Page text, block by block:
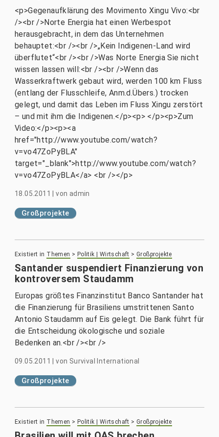
<p>Gegenaufklärung des Movimento Xingu Vivo:<br
/><br />Norte Energia hat einen Werbespot
herausgebracht, in dem das Unternehmen
behauptet:<br /><br />„Kein Indigenen-Land wird
überflutet“<br /><br />Was Norte Energia Sie nicht
wissen lassen will:<br /><br />Wenn das
Wasserkraftwerk gebaut wird, werden 100 km Fluss
(entlang der Flusschleife, Anm.d.Übers.) trocken
gelegt, und damit das Leben im Fluss Xingu zerstört
– und mit ihm die Indigenen.</p><p> </p><p>Zum
Video:</p><p><a
href="http://www.youtube.com/watch?
v=vo47ZoPyBLA"
target="_blank">http://www.youtube.com/watch?
v=vo47ZoPyBLA</a> <br /></p>
18.05.2011 |von admin
Großprojekte
Existiert in Themen > Politik | Wirtschaft >Großprojekte
Santander suspendiert Finanzierung von
kontroversem Staudamm
Europas größtes Finanzinstitut Banco Santander hat
die Finanzierung für Brasiliens umstrittenen Santo
Antonio Staudamm auf Eis gelegt. Die Bank führt für
die Entscheidung ökologische und soziale
Bedenken an.<br /><br />
09.05.2011 |von Survival International
Großprojekte
Existiert in Themen > Politik | Wirtschaft >Großprojekte